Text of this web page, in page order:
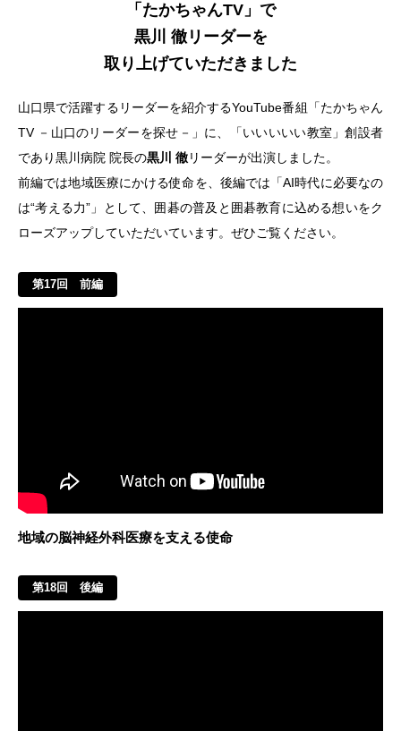
「たかちゃんTV」で
黒川 徹リーダーを
取り上げていただきました
山口県で活躍するリーダーを紹介するYouTube番組「たかちゃん
TV －山口のリーダーを探せ－」に、「いいいいい教室」創設者
であり黒川病院 院長の黒川 徹リーダーが出演しました。
前編では地域医療にかける使命を、後編では「AI時代に必要なの
は“考える力”」として、囲碁の普及と囲碁教育に込める想いをク
ローズアップしていただいています。ぜひご覧ください。
第17回 前編
地域の脳神経外科医療を支える使命
第18回 後編